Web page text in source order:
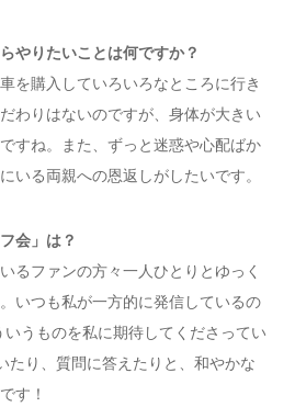
やりたいことは何ですか？
を購入していろいろなところに行き
わりはないのですが、身体が大きい
すね。 また、ずっと迷惑や心配ばか
いる両親への恩返しがしたいです。
会」は？
るファンの方々一人ひとりとゆっく
いつも私が一方的に発信しているの
いうものを私に期待してくださってい
たり、質問に答えたりと、和やかな
す！